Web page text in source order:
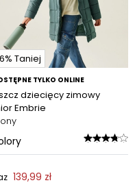
Taniej
TYLKO ONLINE
dziecięcy zimowy
Embrie
139,99 zł